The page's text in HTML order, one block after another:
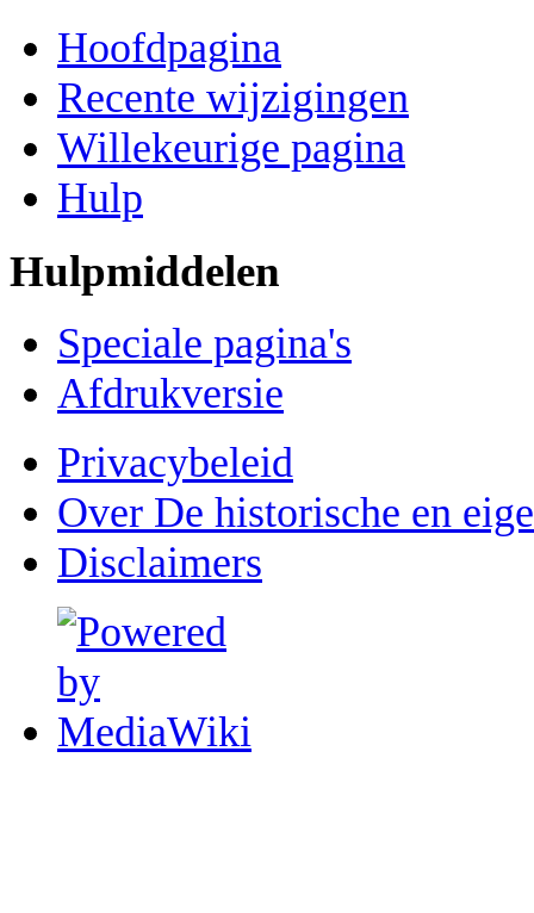
Hoofdpagina
Recente wijzigingen
Willekeurige pagina
Hulp
Hulpmiddelen
Speciale pagina's
Afdrukversie
Privacybeleid
Over De historische en
Disclaimers